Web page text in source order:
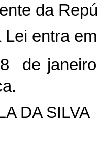
da
Lei entra
janeiro
DA SILVA